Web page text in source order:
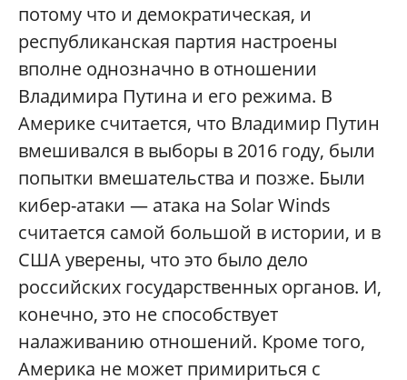
потому что и демократическая, и
республиканская партия настроены
вполне однозначно в отношении
Владимира Путина и его режима. В
Америке считается, что Владимир Путин
вмешивался в выборы в 2016 году, были
попытки вмешательства и позже. Были
кибер-атаки — атака на Solar Winds
считается самой большой в истории, и в
США уверены, что это было дело
российских государственных органов. И,
конечно, это не способствует
налаживанию отношений. Кроме того,
Америка не может примириться с